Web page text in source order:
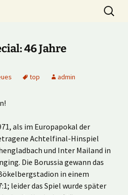
Manager
Suche
nach:
46 Jahre
top admin
als im Europapokal der
Achtelfinal-Hinspiel
und Inter Mailand in
Die Borussia gewann das
in einem
leider das Spiel wurde später